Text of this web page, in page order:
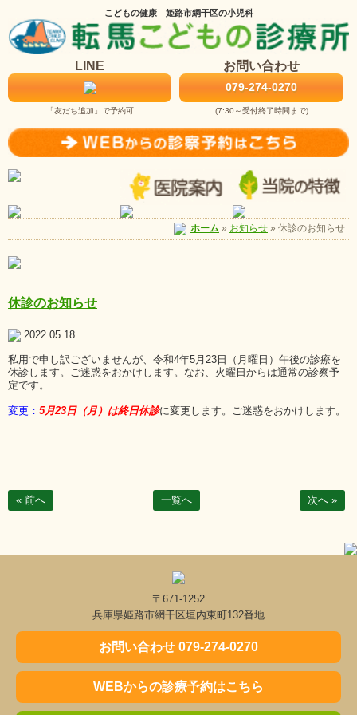
こどもの健康 姫路市網干区の小児科
LINE
「友だち追加」で予約可
お問い合わせ
079-274-0270
(7:30～受付終了時間まで)
ホーム » お知らせ » 休診のお知らせ
休診のお知らせ
2022.05.18
私用で申し訳ございませんが、令和4年5月23日（月曜日）午後の診療を
休診します。ご迷惑をおかけします。なお、火曜日からは通常の診察予
定です。
変更： 5月23日（月）は終日休診に変更します。ご迷惑をおかけします。
« 前へ 一覧へ 次へ »
〒671-1252
兵庫県姫路市網干区垣内東町132番地
お問い合わせ 079-274-0270
WEBからの診療予約はこちら